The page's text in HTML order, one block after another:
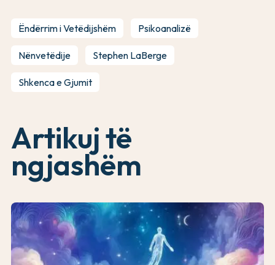
Ëndërrim i Vetëdijshëm Psikoanalizë
Nënvetëdije Stephen LaBerge
Shkenca e Gjumit
Artikuj të
ngjashëm